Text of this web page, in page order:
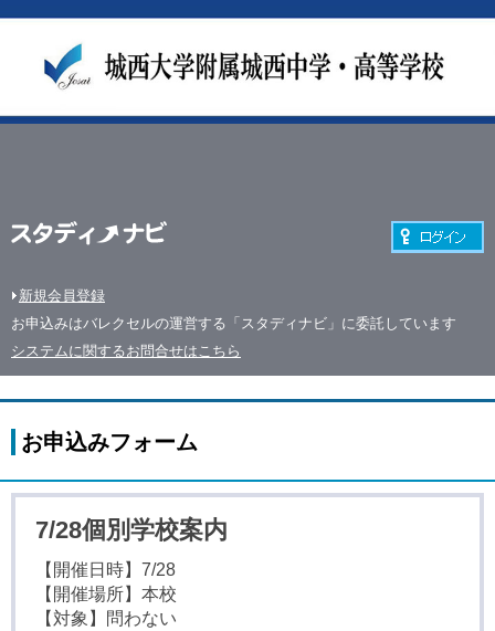
新規会員登録
お申込みはバレクセルの運営する「スタディナビ」に委託しています
システムに関するお問合せはこちら
お申込みフォーム
7/28個別学校案内
【開催日時】7/28
【開催場所】本校
【対象】問わない